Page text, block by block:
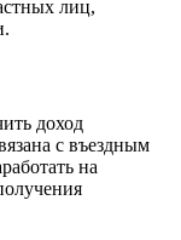
лиц,
доход
с въездным
на